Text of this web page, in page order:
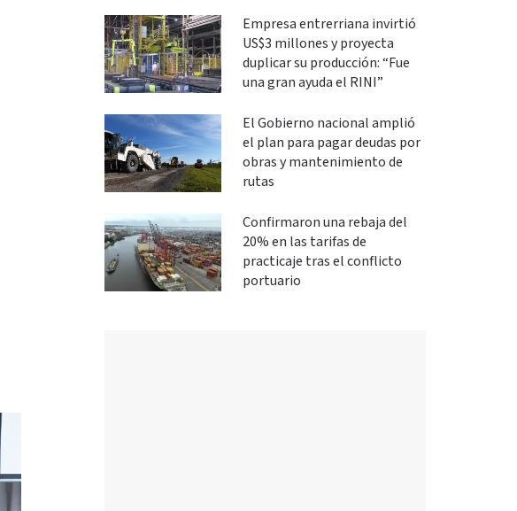
Empresa entrerriana invirtió
US$3 millones y proyecta
duplicar su producción: “Fue
una gran ayuda el RINI”
El Gobierno nacional amplió
el plan para pagar deudas por
obras y mantenimiento de
rutas
Confirmaron una rebaja del
20% en las tarifas de
practicaje tras el conflicto
portuario